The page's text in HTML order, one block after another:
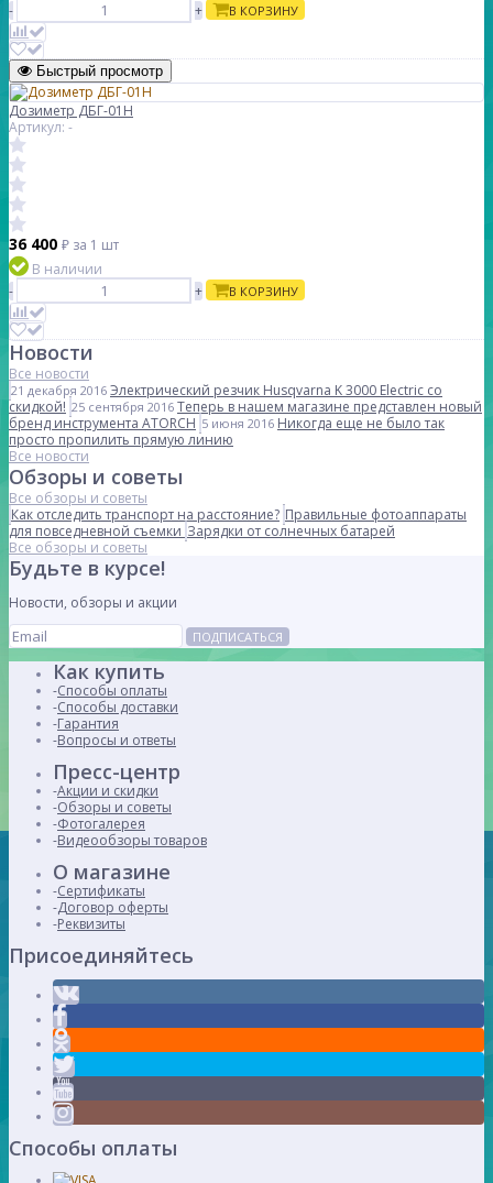
-
+ В КОРЗИНУ
Быстрый просмотр
Дозиметр ДБГ-01Н
Артикул: -
36 400 ₽ за 1 шт
В наличии
-
+ В КОРЗИНУ
Новости
Все новости
21 декабря 2016 Электрический резчик Husqvarna K 3000 Electric со
скидкой! 25 сентября 2016 Теперь в нашем магазине представлен новый
бренд инструмента ATORCH 5 июня 2016 Никогда еще не было так
просто пропилить прямую линию
Все новости
Обзоры и советы
Все обзоры и советы
Как отследить транспорт на расстояние? Правильные фотоаппараты
для повседневной съемки Зарядки от солнечных батарей
Все обзоры и советы
Будьте в курсе!
Новости, обзоры и акции
ПОДПИСАТЬСЯ
Как купить
Способы оплаты
Способы доставки
Гарантия
Вопросы и ответы
Пресс-центр
Акции и скидки
Обзоры и советы
Фотогалерея
Видеообзоры товаров
О магазине
Сертификаты
Договор оферты
Реквизиты
Присоединяйтесь
Способы оплаты